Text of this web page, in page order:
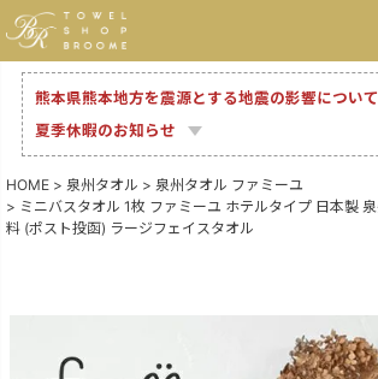
熊本県熊本地方を震源とする地震の影響について
夏季休暇のお知らせ
HOME 泉州タオル
泉州タオル ファミーユ
ミニバスタオル 1枚 ファミーユ ホテルタイプ 日本製
料 (ポスト投函) ラージフェイスタオル